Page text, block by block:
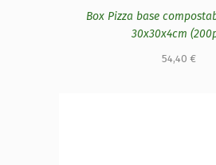
Box Pizza base
30x30x4cm
54,40 €